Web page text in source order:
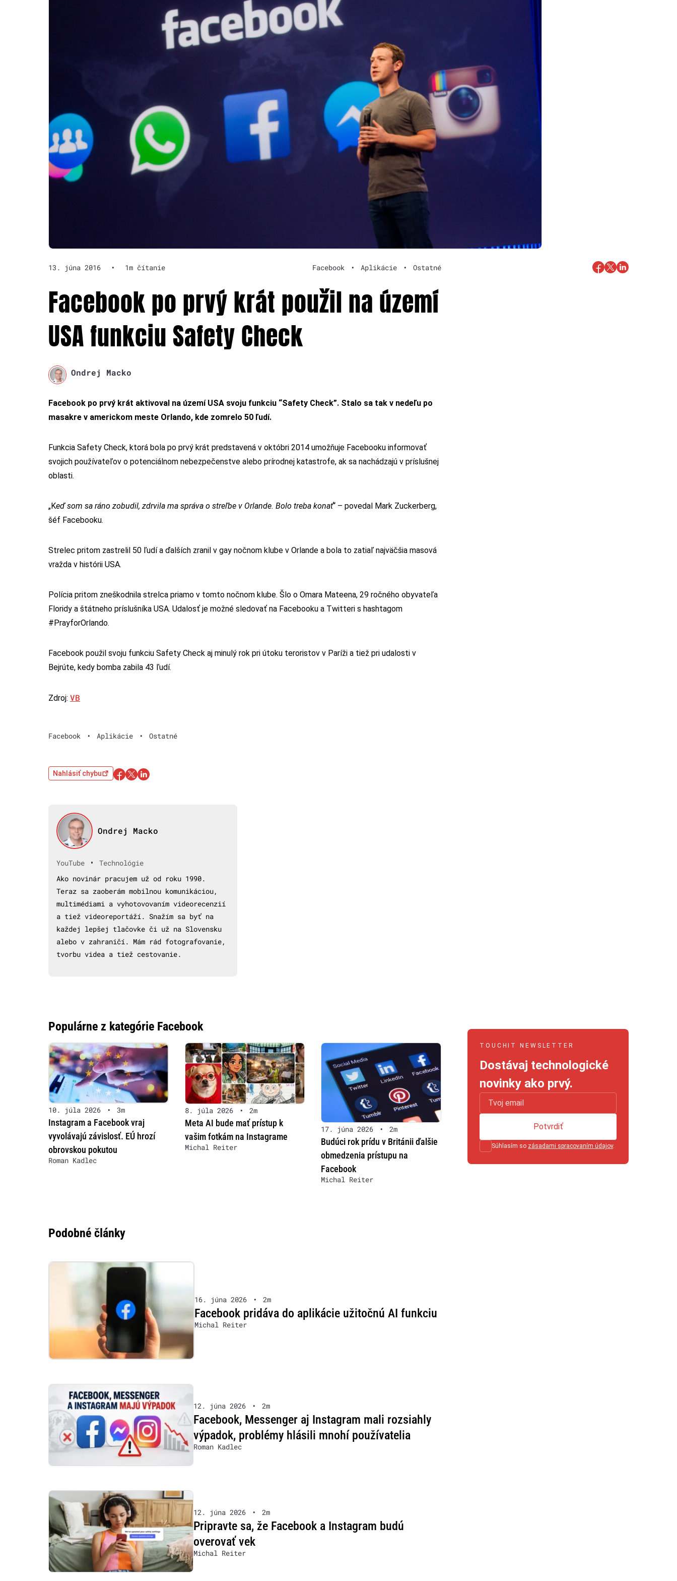
13. júna 2016 • 1m čítanie Facebook • Aplikácie • Ostatné
Facebook po prvý krát použil na území
USA funkciu Safety Check
Ondrej Macko
Facebook po prvý krát aktivoval na území USA svoju funkciu “Safety Check”. Stalo sa tak v nedeľu po
masakre v americkom meste Orlando, kde zomrelo 50 ľudí.
Funkcia Safety Check, ktorá bola po prvý krát predstavená v októbri 2014 umožňuje Facebooku informovať
svojich používateľov o potenciálnom nebezpečenstve alebo prírodnej katastrofe, ak sa nachádzajú v príslušnej
oblasti.
„Keď som sa ráno zobudil, zdrvila ma správa o streľbe v Orlande. Bolo treba konať“ – povedal Mark Zuckerberg,
šéf Facebooku.
Strelec pritom zastrelil 50 ľudí a ďalších zranil v gay nočnom klube v Orlande a bola to zatiaľ najväčšia masová
vražda v histórii USA.
Polícia pritom zneškodnila strelca priamo v tomto nočnom klube. Šlo o Omara Mateena, 29 ročného obyvateľa
Floridy a štátneho príslušníka USA. Udalosť je možné sledovať na Facebooku a Twitteri s hashtagom
#PrayforOrlando.
Facebook použil svoju funkciu Safety Check aj minulý rok pri útoku teroristov v Paríži a tiež pri udalosti v
Bejrúte, kedy bomba zabila 43 ľudí.
Zdroj: VB
Facebook • Aplikácie • Ostatné
Nahlásiť chybu
Ondrej Macko
YouTube •
Technológie
Ako novinár pracujem už od roku 1990.
Teraz sa zaoberám mobilnou komunikáciou,
multimédiami a vyhotovovaním videorecenzií
a tiež videoreportáží. Snažím sa byť na
každej lepšej tlačovke či už na Slovensku
alebo v zahraničí. Mám rád fotografovanie,
tvorbu videa a tiež cestovanie.
Populárne z kategórie Facebook
10. júla 2026 • 3m
Instagram a Facebook vraj
vyvolávajú závislosť. EÚ hrozí
obrovskou pokutou
Roman Kadlec
8. júla 2026 • 2m
Meta AI bude mať prístup k
vašim fotkám na Instagrame
Michal Reiter
17. júna 2026 • 2m
Budúci rok prídu v Británii ďalšie
obmedzenia prístupu na
Facebook
Michal Reiter
Podobné články
16. júna 2026 • 2m
Facebook pridáva do aplikácie užitočnú AI funkciu
Michal Reiter
12. júna 2026 • 2m
Facebook, Messenger aj Instagram mali rozsiahly
výpadok, problémy hlásili mnohí používatelia
Roman Kadlec
12. júna 2026 • 2m
Pripravte sa, že Facebook a Instagram budú
overovať vek
Michal Reiter
TOUCHIT NEWSLETTER
Dostávaj technologické
novinky ako prvý.
Súhlasím so zásadami spracovaním údajov.
Potvrdiť